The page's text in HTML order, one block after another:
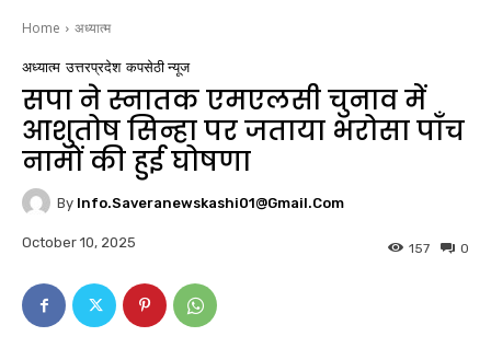
Home अध्यात्म
अध्यात्म उत्तरप्रदेश कपसेठी न्यूज
सपा ने स्नातक एमएलसी चुनाव में
आशुतोष सिन्हा पर जताया भरोसा पाँच
नामों की हुई घोषणा
By Info.saveranewskashi01@gmail.com
October 10, 2025 0
157